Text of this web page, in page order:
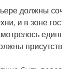
должны
и в зоне